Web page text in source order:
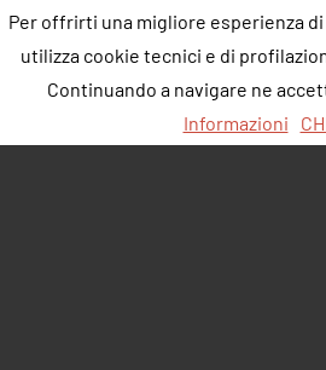
Per offrirti una migliore esperienza
utilizza cookie tecnici e di
Continuando a navigare ne
Informazioni